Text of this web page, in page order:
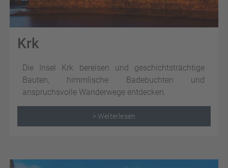
Krk
Die Insel Krk bereisen und geschichtsträchtige
Bauten, himmlische Badebuchten und
anspruchsvolle Wanderwege entdecken.
> Weiterlesen